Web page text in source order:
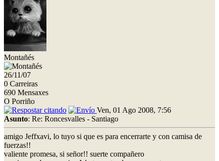
Montañés
26/11/07
0 Carreiras
690 Mensaxes
O Porriño
Ven, 01 Ago 2008, 7:56
Asunto: Re: Roncesvalles - Santiago
amigo Jeffxavi, lo tuyo si que es para encerrarte y con camisa de
fuerzas!!
valiente promesa, si señor!! suerte compañero